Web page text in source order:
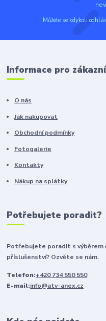
Můžete se kdykoli
Informace pro
O nás
Jak nakupovat
Obchodní podmínky
Fotogalerie
Kontakty
Nákup na splátky
Potřebujete poradit?
Potřebujete poradit s výběrem
příslušenství? Ozvěte se nám.
Telefon:+420 734 550 550
E-mail:info@atv-anex.cz